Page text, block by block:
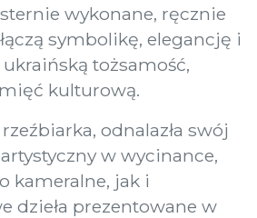
wykonane, ręcznie
symbolikę, elegancję i
tożsamość,
kulturową.
odnalazła swój
w wycinance,
kameralne, jak i
dzieła prezentowane w